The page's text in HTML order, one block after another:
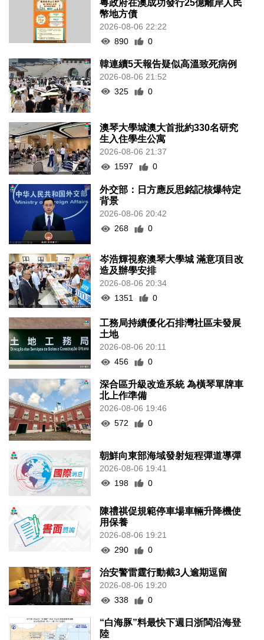
粵政府在澳成功發行25億離岸人民
幣地方債
2026-08-06 22:22
890
0
韓連續5天報告疑似高溫致死病例
2026-08-06 21:52
325
0
澳琴大學城澳大首批約330名研究
生入住學生公寓
2026-08-06 21:37
1597
0
外交部：日方應反思銘記核爆特定
背景
2026-08-06 20:42
268
0
岑浩輝視察澳琴大學城 滿意項目改
造及辦學安排
2026-08-06 20:34
1351
0
工務局持續優化石排灣社區未發展
土地
2026-08-06 20:11
456
0
深合區升級改造系統 為橫琴單牌車
北上作準備
2026-08-06 19:46
572
0
朝鮮向東部海域發射短程彈道導彈
2026-08-06 19:41
198
0
陳禮祺促規範停車場車輛升降機使
用保養
2026-08-06 19:21
290
0
治安警雷霆行動截3人逾期逗留
2026-08-06 19:20
338
0
“白海豚”料最快下週日浙閩沿海登
陸